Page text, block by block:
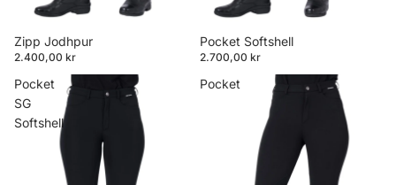
Zipp Jodhpur
2.400,00 kr
Pocket Softshell
2.700,00 kr
Pocket
SG
Softshell
Pocket